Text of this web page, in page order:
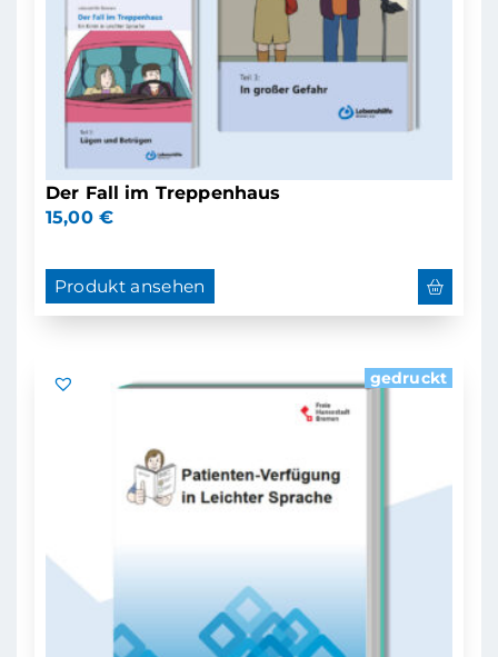
Der Fall im Treppenhaus
15,00 €
Produkt ansehen
gedruckt